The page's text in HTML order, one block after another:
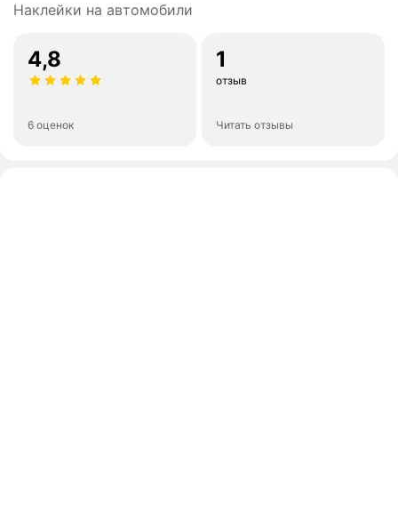
Наклейки на автомобили
4,8
6 оценок
1
отзыв
Читать отзывы